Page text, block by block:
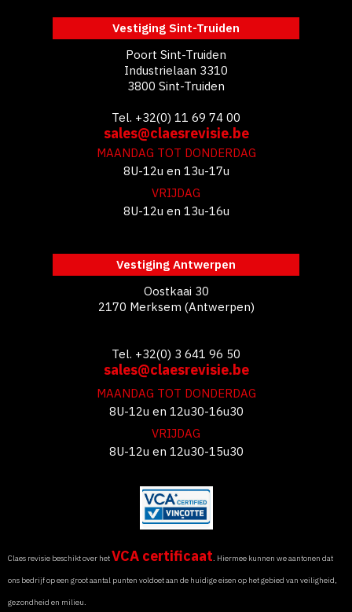
Vestiging Sint-Truiden
Poort Sint-Truiden
Industrielaan 3310
3800 Sint-Truiden
Tel. +32(0) 11 69 74 00
sales@claesrevisie.be
MAANDAG TOT DONDERDAG
8U-12u en 13u-17u
VRIJDAG
8U-12u en 13u-16u
Vestiging Antwerpen
Oostkaai 30
2170 Merksem (Antwerpen)
Tel. +32(0) 3 641 96 50
sales@claesrevisie.be
MAANDAG TOT DONDERDAG
8U-12u en 12u30-16u30
VRIJDAG
8U-12u en 12u30-15u30
Claes revisie beschikt over hetVCA certificaat. Hiermee kunnen we aantonen dat
ons bedrijf op een groot aantal punten voldoet aan de huidige eisen op het gebied van veiligheid,
gezondheid en milieu.